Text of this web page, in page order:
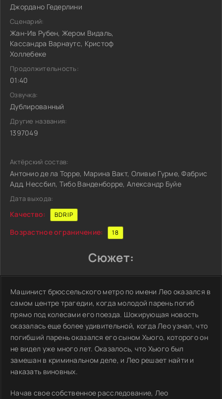
Джордано Гедерлини
Сценарий:
Жан-Ив Рубен, Жером Видаль,
Кассандра Варнаутс, Кристоф
Холлебеке
Продолжительность:
01:40
Озвучка:
Дублированный
Другие названия:
1397049
Актёрский состав:
Антонио де ла Торре, Марина Вакт, Оливье Гурме, Фабрис
Адд, Нессбил, Тибо Ванденборре, Александр Буйе
Дата выхода:
Качество: BDRIP
Возрастное ограничение: 18
Сюжет:
Машинист брюссельского метро по имени Лео оказался в
самом центре трагедии, когда молодой парень погиб
прямо под колесами его поезда. Шокирующая новость
оказалась еще более удивительной, когда Лео узнал, что
погибший парень оказался его сыном Хьюго, которого он
не видел уже много лет. Оказалось, что Хьюго был
замешан в криминальном деле, и Лео решает найти и
наказать виновных.
Начав свое собственное расследование, Лео